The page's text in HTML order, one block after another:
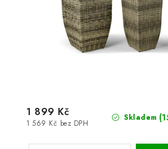
Skladem
1 569 Kč bez DPH
1 899 Kč